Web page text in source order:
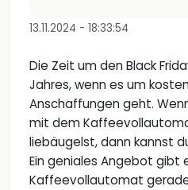
13.11.2024 - 18:33:54
Die Zeit um den Black
Jahres, wenn es um
Anschaffungen geht.
mit dem
liebäugelst, dann kannst
Ein geniales Angebot gibt
Kaffeevollautomat